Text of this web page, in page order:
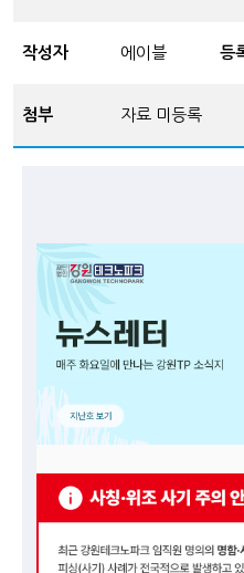
작성자 에이블 등
첨부 자료 미등록